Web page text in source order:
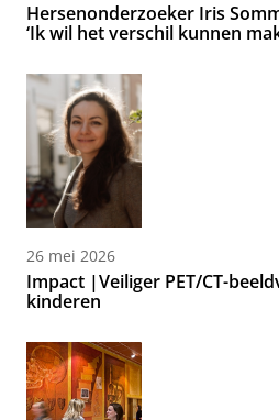
Hersenonderzoeker Iris
‘Ik wil het verschil kunnen
26 mei 2026
Impact |Veiliger PET/CT-
kinderen